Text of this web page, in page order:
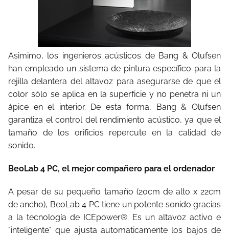
Asimimo, los ingenieros acústicos de Bang & Olufsen
han empleado un sistema de pintura específico para la
rejilla delantera del altavoz para asegurarse de que el
color sólo se aplica en la superficie y no penetra ni un
ápice en el interior. De esta forma, Bang & Olufsen
garantiza el control del rendimiento acústico, ya que el
tamaño de los orificios repercute en la calidad de
sonido.
BeoLab 4 PC, el mejor compañero para el ordenador
A pesar de su pequeño tamaño (20cm de alto x 22cm
de ancho), BeoLab 4 PC tiene un potente sonido gracias
a la tecnología de ICEpower®. Es un altavoz activo e
"inteligente" que ajusta automaticamente los bajos de